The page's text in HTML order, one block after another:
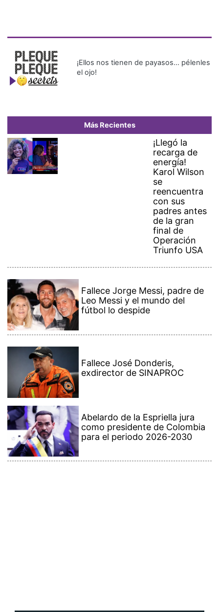
¡Ellos nos tienen de payasos… pélenles
el ojo!
Más Recientes
¡Llegó la
recarga de
energía!
Karol Wilson
se
reencuentra
con sus
padres antes
de la gran
final de
Operación
Triunfo USA
Fallece Jorge Messi, padre de
Leo Messi y el mundo del
fútbol lo despide
Fallece José Donderis,
exdirector de SINAPROC
Abelardo de la Espriella jura
como presidente de Colombia
para el periodo 2026-2030